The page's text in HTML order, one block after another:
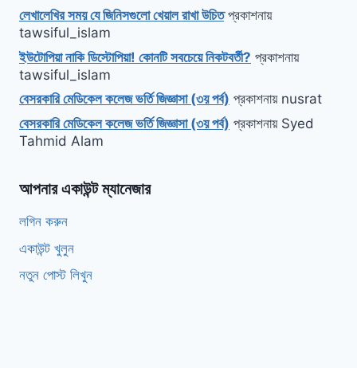
লেখালেখির সময় যে জিনিসগুলো খেয়াল রাখা উচিতপ্রকাশনায়
tawsiful_islam
ইউটোপিয়া নাকি ডিস্টোপিয়া! কোনটি সবচেয়ে নিকটবর্তী? প্রকাশনায়
tawsiful_islam
বেসরকারি মেডিকেল কলেজ ভর্তি জিজ্ঞাসা (৩য় পর্ব) প্রকাশনায় nusrat
বেসরকারি মেডিকেল কলেজ ভর্তি জিজ্ঞাসা (৩য় পর্ব) প্রকাশনায় Syed
Tahmid Alam
আপনার একাউন্ট ম্যানেজার
লগিন করুন
একাউন্ট খুলুন
নতুন পোস্ট লিখুন